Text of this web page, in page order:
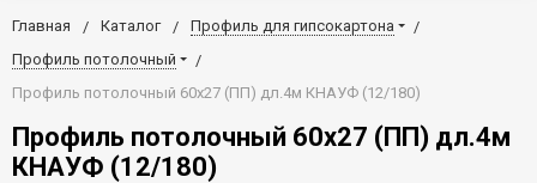
Главная Каталог
Профиль для гипсокартона
Профиль потолочный
Профиль потолочный 60х27 (ПП) дл.4м КНАУФ (12/180)
Профиль потолочный 60х27 (ПП) дл.4м
КНАУФ (12/180)